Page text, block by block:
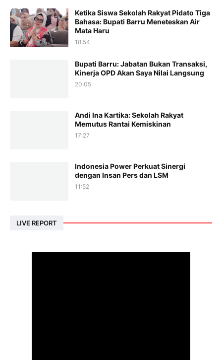
Ketika Siswa Sekolah Rakyat Pidato Tiga
Bahasa: Bupati Barru Meneteskan Air
Mata Haru
18:54
Bupati Barru: Jabatan Bukan Transaksi,
Kinerja OPD Akan Saya Nilai Langsung
20:05
Andi Ina Kartika: Sekolah Rakyat
Memutus Rantai Kemiskinan
17:27
Indonesia Power Perkuat Sinergi
dengan Insan Pers dan LSM
11:52
LIVE REPORT